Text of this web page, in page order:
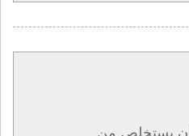
يستخلص من